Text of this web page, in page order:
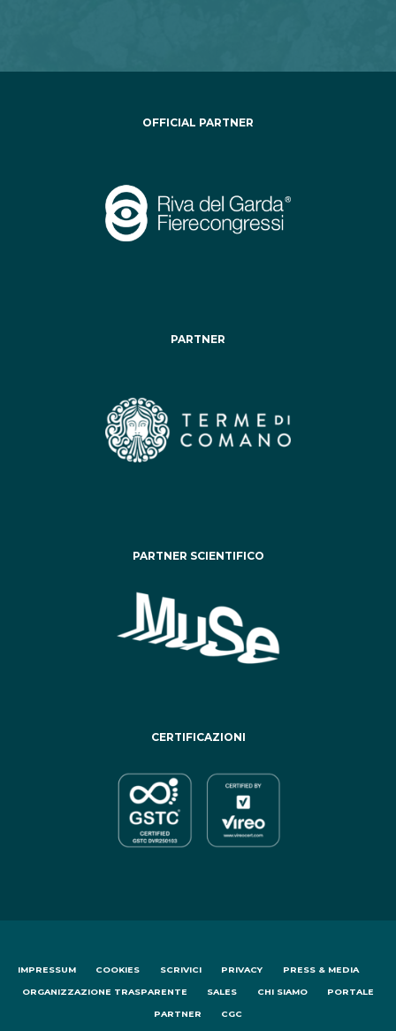
OFFICIAL PARTNER
PARTNER
PARTNER SCIENTIFICO
CERTIFICAZIONI
IMPRESSUM COOKIES SCRIVICI PRIVACY PRESS & MEDIA
ORGANIZZAZIONE TRASPARENTE SALES CHI SIAMO PORTALE
PARTNER CGC